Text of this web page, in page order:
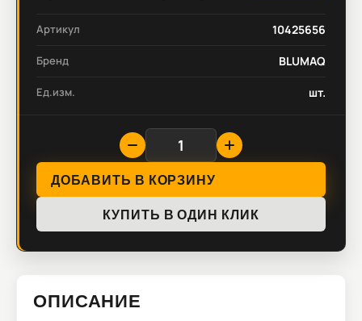
Артикул 10425656
Бренд BLUMAQ
Ед.изм. шт.
ДОБАВИТЬ В КОРЗИНУ
КУПИТЬ В ОДИН КЛИК
ОПИСАНИЕ